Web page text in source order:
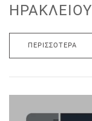
ΗΡΑΚΛΕΊΟΥ
ΠΕΡΙΣΣΌΤΕΡΑ